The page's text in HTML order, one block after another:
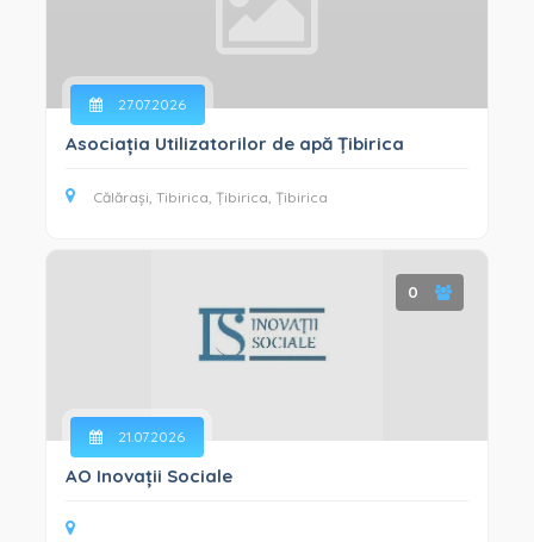
INTEGRITATE ȘI ANTICORUPȚIE (33)
GESTIONAREA SITUAȚIILOR DE CRIZĂ (9)
27.07.2026
Asociația Utilizatorilor de apă Țibirica
Călărași, Tibirica, Țibirica, Țibirica
0
21.07.2026
AO Inovații Sociale